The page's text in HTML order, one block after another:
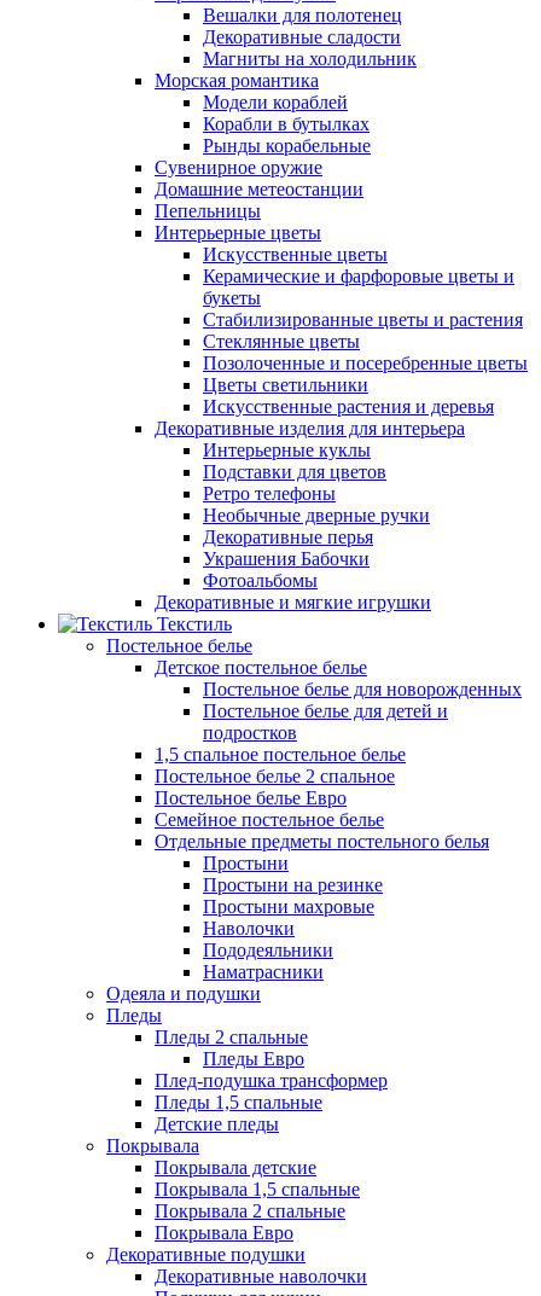
Вешалки для полотенец
Декоративные сладости
Магниты на холодильник
Морская романтика
Модели кораблей
Корабли в бутылках
Рынды корабельные
Сувенирное оружие
Домашние метеостанции
Пепельницы
Интерьерные цветы
Искусственные цветы
Керамические и фарфоровые цветы и
букеты
Стабилизированные цветы и растения
Стеклянные цветы
Позолоченные и посеребренные цветы
Цветы светильники
Искусственные растения и деревья
Декоративные изделия для интерьера
Интерьерные куклы
Подставки для цветов
Ретро телефоны
Необычные дверные ручки
Декоративные перья
Украшения Бабочки
Фотоальбомы
Декоративные и мягкие игрушки
Текстиль
Постельное белье
Детское постельное белье
Постельное белье для новорожденных
Постельное белье для детей и
подростков
1,5 спальное постельное белье
Постельное белье 2 спальное
Постельное белье Евро
Семейное постельное белье
Отдельные предметы постельного белья
Простыни
Простыни на резинке
Простыни махровые
Наволочки
Пододеяльники
Наматрасники
Одеяла и подушки
Пледы
Пледы 2 спальные
Пледы Евро
Плед-подушка трансформер
Пледы 1,5 спальные
Детские пледы
Покрывала
Покрывала детские
Покрывала 1,5 спальные
Покрывала 2 спальные
Покрывала Евро
Декоративные подушки
Декоративные наволочки